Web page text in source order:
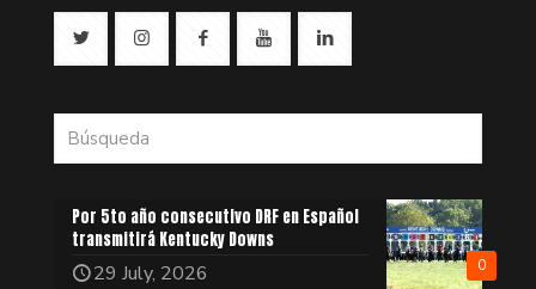
0
Por 5to año consecutivo DRF en Español
transmitirá Kentucky Downs
29 July, 2026